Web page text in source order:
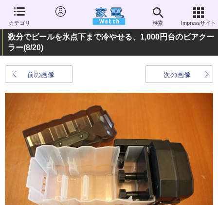
カテゴリ 検索 Impressサイト
数分でビールを氷点下まで冷やせる、1,000円台のビアクー
ラー(8/20)
前の画像 次の画像